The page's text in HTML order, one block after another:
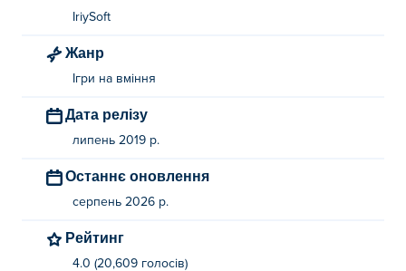
IriySoft
Жанр
Ігри на вміння
Дата релізу
липень 2019 р.
Останнє оновлення
серпень 2026 р.
Рейтинг
4.0 (20,609 голосів)